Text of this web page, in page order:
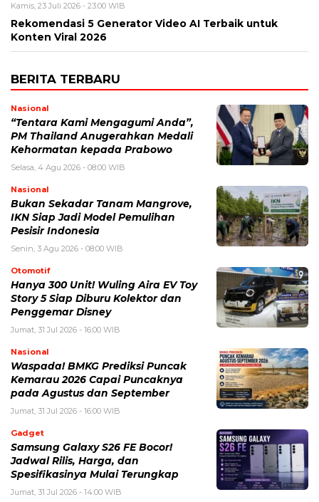
Kamis, 23 Juli 2026 - 23:00 WIB
Rekomendasi 5 Generator Video AI Terbaik untuk
Konten Viral 2026
BERITA TERBARU
Nasional
“Tentara Kami Mengagumi Anda”,
PM Thailand Anugerahkan Medali
Kehormatan kepada Prabowo
Selasa, 4 Agu 2026 - 08:00 WIB
Nasional
Bukan Sekadar Tanam Mangrove,
IKN Siap Jadi Model Pemulihan
Pesisir Indonesia
Senin, 3 Agu 2026 - 08:00 WIB
Otomotif
Hanya 300 Unit! Wuling Aira EV Toy
Story 5 Siap Diburu Kolektor dan
Penggemar Disney
Jumat, 31 Jul 2026 - 16:00 WIB
Nasional
Waspada! BMKG Prediksi Puncak
Kemarau 2026 Capai Puncaknya
pada Agustus dan September
Jumat, 31 Jul 2026 - 16:00 WIB
Gadget
Samsung Galaxy S26 FE Bocor!
Jadwal Rilis, Harga, dan
Spesifikasinya Mulai Terungkap
Jumat, 31 Jul 2026 - 14:00 WIB